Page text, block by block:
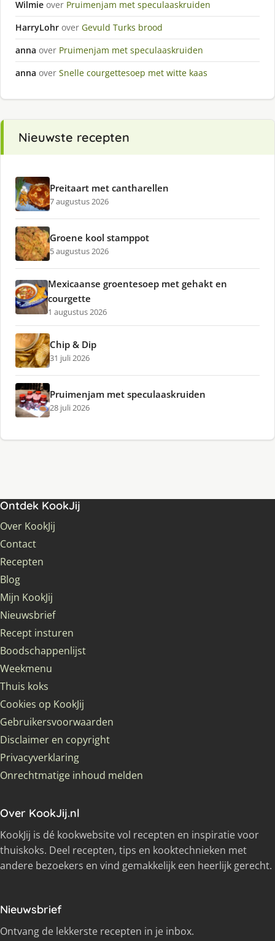
Wilmie over Pruimenjam met speculaaskruiden
HarryLohr over Gevuld Turks brood
anna over Pruimenjam met speculaaskruiden
anna over Snelle courgettesoep met witte kaas
Nieuwste recepten
Preitaart met cantharellen
7 augustus 2026
Groene kool stamppot
5 augustus 2026
Mexicaanse groentesoep met gehakt en
courgette
1 augustus 2026
Chip & Dip
31 juli 2026
Pruimenjam met speculaaskruiden
28 juli 2026
Ontdek KookJij
Over KookJij
Contact
Recepten
Blog
Mijn KookJij
Nieuwsbrief
Recept insturen
Boodschappenlijst
Weekmenu
Thuis koks
Cookies op KookJij
Gebruikersvoorwaarden
Disclaimer en copyright
Privacyverklaring
Onrechtmatige inhoud melden
Over KookJij.nl
KookJij is dé kookwebsite vol recepten en inspiratie voor
thuiskoks. Deel recepten, tips en kooktechnieken met
andere bezoekers en vind gemakkelijk een heerlijk gerecht.
Nieuwsbrief
Ontvang de lekkerste recepten in je inbox.